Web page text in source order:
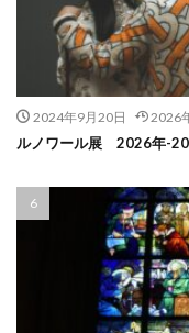
2024年9月20日 2026
ルノワール展 2026年-